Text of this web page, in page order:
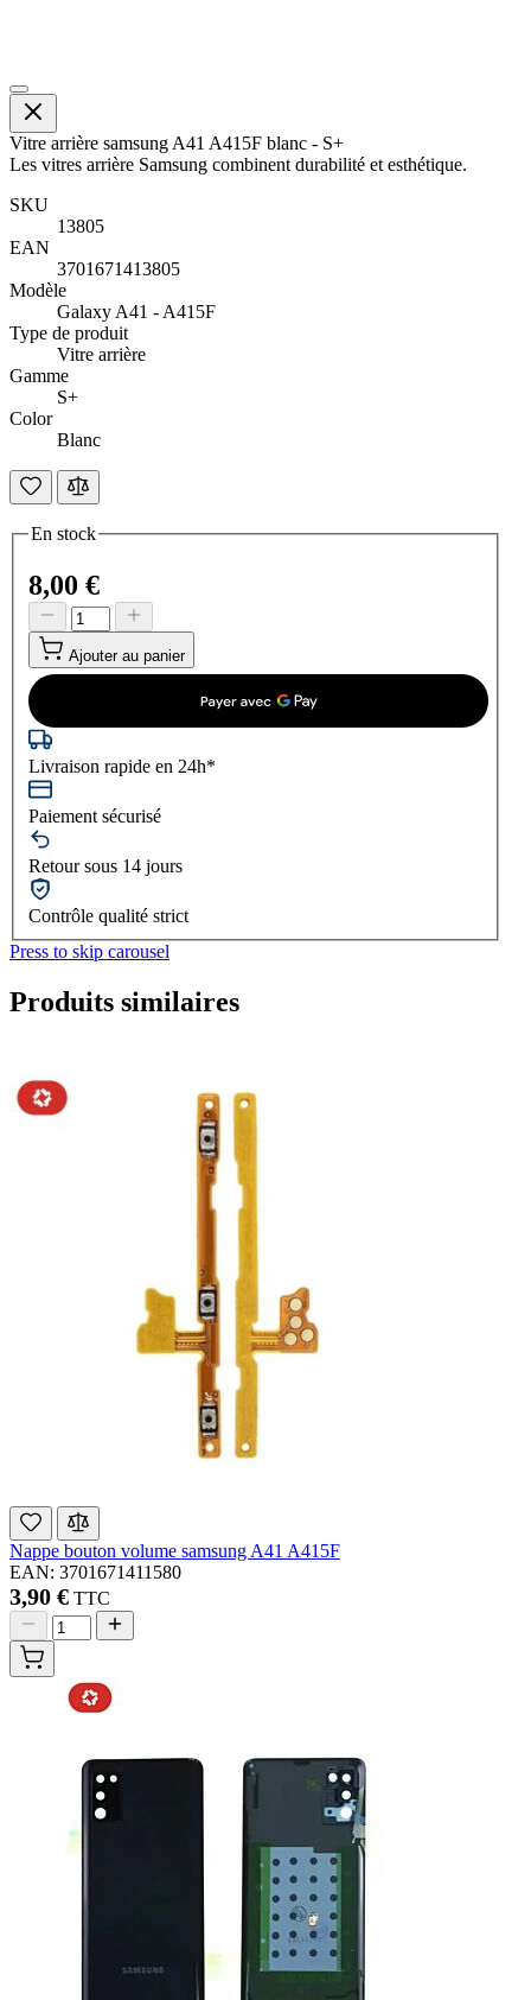
Vitre arrière samsung A41 A415F blanc - S+
Les vitres arrière Samsung combinent durabilité et esthétique.
SKU
13805
EAN
3701671413805
Modèle
Galaxy A41 - A415F
Type de produit
Vitre arrière
Gamme
S+
Color
Blanc
En stock
8,00 €
Ajouter au panier
Livraison rapide en 24h*
Paiement sécurisé
Retour sous 14 jours
Contrôle qualité strict
Press to skip carousel
Produits similaires
Nappe bouton volume samsung A41 A415F
EAN: 3701671411580
3,90 € TTC